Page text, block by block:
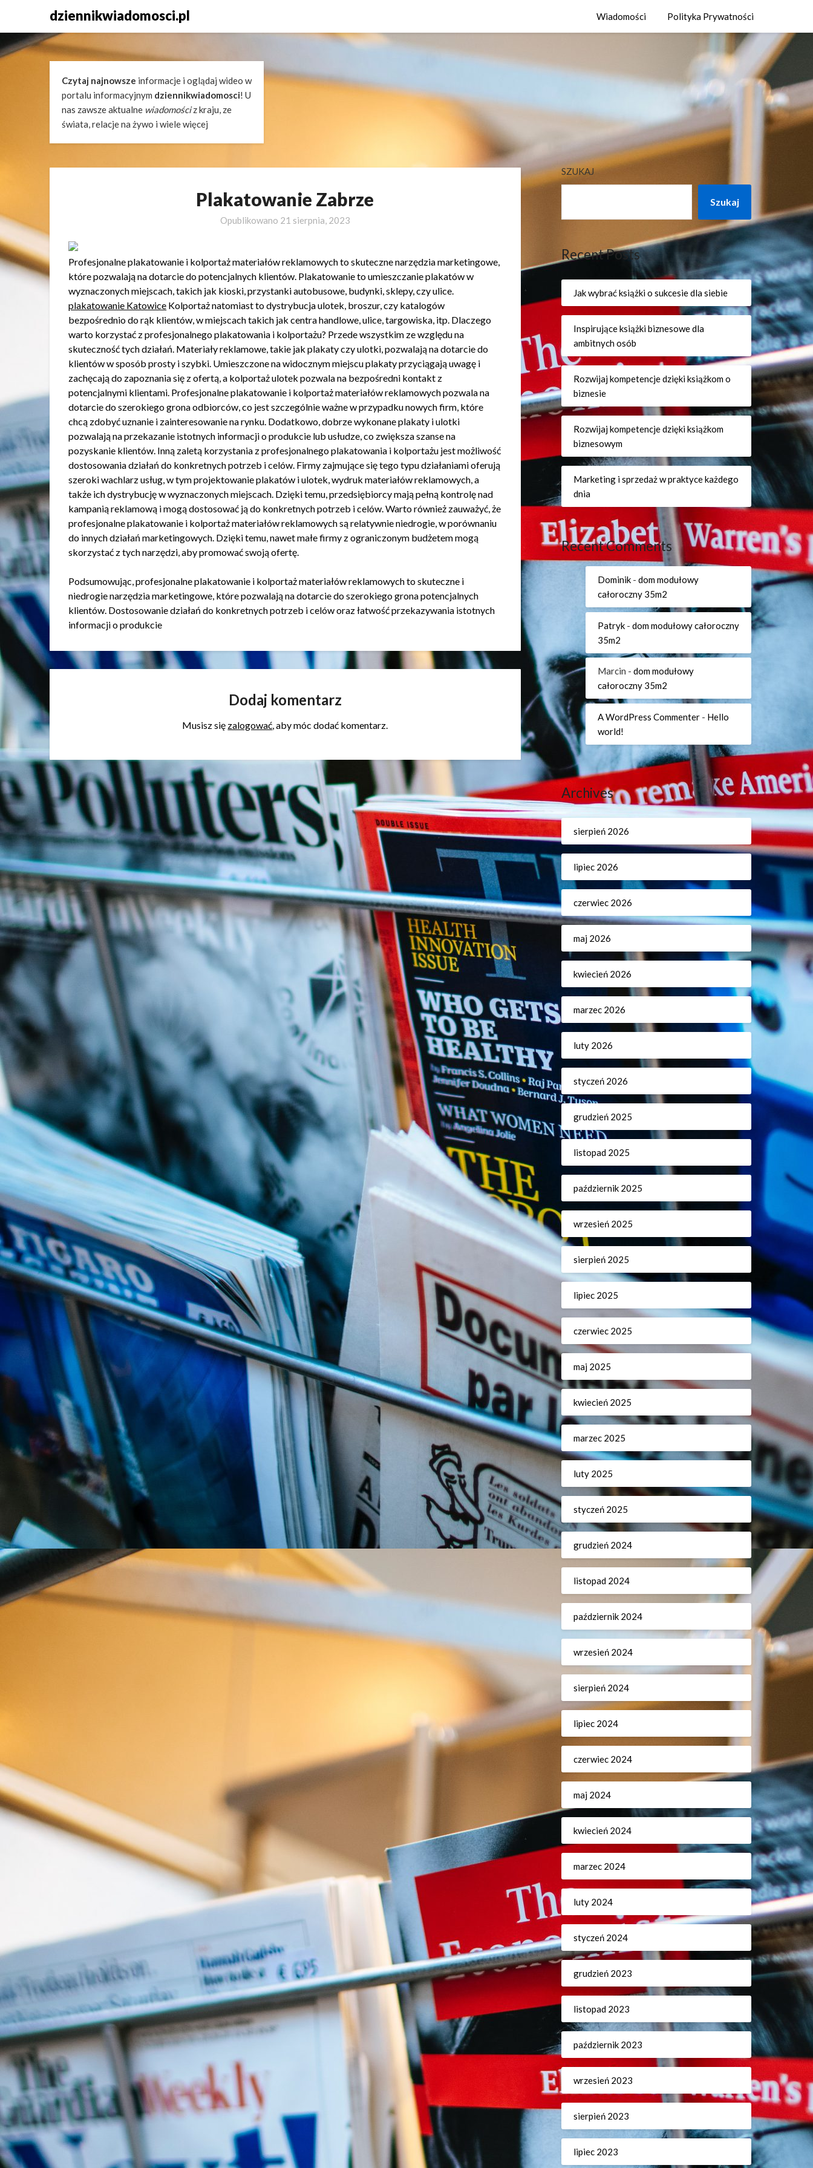
content
dziennikwiadomosci.pl Wiadomości Polityka Prywatności
Czytaj najnowsze informacje i oglądaj wideo w
portalu informacyjnym dziennikwiadomosci! U
nas zawsze aktualne wiadomościz kraju, ze
świata, relacje na żywo i wiele więcej
Plakatowanie Zabrze
Opublikowano 21 sierpnia, 2023
Profesjonalne plakatowanie i kolportaż materiałów reklamowych to skuteczne narzędzia marketingowe,
które pozwalają na dotarcie do potencjalnych klientów. Plakatowanie to umieszczanie plakatów w
wyznaczonych miejscach, takich jak kioski, przystanki autobusowe, budynki, sklepy, czy ulice.
plakatowanie Katowice Kolportaż natomiast to dystrybucja ulotek, broszur, czy katalogów
bezpośrednio do rąk klientów, w miejscach takich jak centra handlowe, ulice, targowiska, itp. Dlaczego
warto korzystać z profesjonalnego plakatowania i kolportażu? Przede wszystkim ze względu na
skuteczność tych działań. Materiały reklamowe, takie jak plakaty czy ulotki, pozwalają na dotarcie do
klientów w sposób prosty i szybki. Umieszczone na widocznym miejscu plakaty przyciągają uwagę i
zachęcają do zapoznania się z ofertą, a kolportaż ulotek pozwala na bezpośredni kontakt z
potencjalnymi klientami. Profesjonalne plakatowanie i kolportaż materiałów reklamowych pozwala na
dotarcie do szerokiego grona odbiorców, co jest szczególnie ważne w przypadku nowych firm, które
chcą zdobyć uznanie i zainteresowanie na rynku. Dodatkowo, dobrze wykonane plakaty i ulotki
pozwalają na przekazanie istotnych informacji o produkcie lub usłudze, co zwiększa szanse na
pozyskanie klientów. Inną zaletą korzystania z profesjonalnego plakatowania i kolportażu jest możliwość
dostosowania działań do konkretnych potrzeb i celów. Firmy zajmujące się tego typu działaniami oferują
szeroki wachlarz usług, w tym projektowanie plakatów i ulotek, wydruk materiałów reklamowych, a
także ich dystrybucję w wyznaczonych miejscach. Dzięki temu, przedsiębiorcy mają pełną kontrolę nad
kampanią reklamową i mogą dostosować ją do konkretnych potrzeb i celów. Warto również zauważyć, że
profesjonalne plakatowanie i kolportaż materiałów reklamowych są relatywnie niedrogie, w porównaniu
do innych działań marketingowych. Dzięki temu, nawet małe firmy z ograniczonym budżetem mogą
skorzystać z tych narzędzi, aby promować swoją ofertę.
Podsumowując, profesjonalne plakatowanie i kolportaż materiałów reklamowych to skuteczne i
niedrogie narzędzia marketingowe, które pozwalają na dotarcie do szerokiego grona potencjalnych
klientów. Dostosowanie działań do konkretnych potrzeb i celów oraz łatwość przekazywania istotnych
informacji o produkcie
Dodaj komentarz
Musisz się zalogować, aby móc dodać komentarz.
SZUKAJ
Szukaj
Recent Posts
Jak wybrać książki o sukcesie dla siebie
Inspirujące książki biznesowe dla
ambitnych osób
Rozwijaj kompetencje dzięki książkom o
biznesie
Rozwijaj kompetencje dzięki książkom
biznesowym
Marketing i sprzedaż w praktyce każdego
dnia
Recent Comments
Dominik- dom modułowy
całoroczny 35m2
Patryk- dom modułowy całoroczny
35m2
Marcin - dom modułowy
całoroczny 35m2
A WordPress Commenter- Hello
world!
Archives
sierpień 2026
lipiec 2026
czerwiec 2026
maj 2026
kwiecień 2026
marzec 2026
luty 2026
styczeń 2026
grudzień 2025
listopad 2025
październik 2025
wrzesień 2025
sierpień 2025
lipiec 2025
czerwiec 2025
maj 2025
kwiecień 2025
marzec 2025
luty 2025
styczeń 2025
grudzień 2024
listopad 2024
październik 2024
wrzesień 2024
sierpień 2024
lipiec 2024
czerwiec 2024
maj 2024
kwiecień 2024
marzec 2024
luty 2024
styczeń 2024
grudzień 2023
listopad 2023
październik 2023
wrzesień 2023
sierpień 2023
lipiec 2023